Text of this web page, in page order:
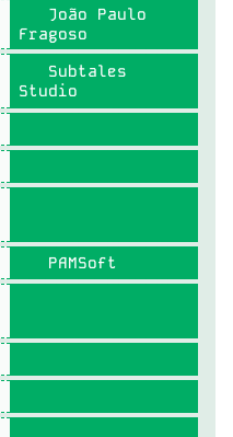
João Paulo
Fragoso
Subtales
Studio
PAMSoft